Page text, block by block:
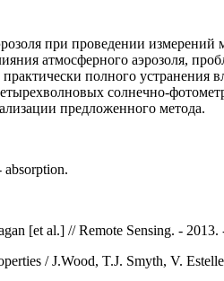
при проведении
атмосферного аэрозоля,
полного устранения
солнечно-
предложенного метода.
absorption.
[et al.] // Remote Sensing. -
/ J.Wood, T.J. Smyth, V.